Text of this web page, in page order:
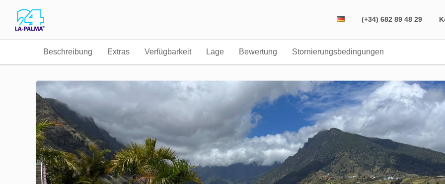
(+34) 682 89 48 29
Beschreibung Extras Verfügbarkeit Lage Bewertung Stornierungsbedingungen